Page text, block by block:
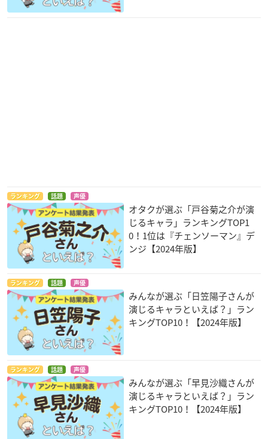
ランキング 話題 声優
オタクが選ぶ「戸谷菊之介が演
じるキャラ」ランキングTOP1
0！1位は『チェンソーマン』デ
ンジ【2024年版】
ランキング 話題 声優
みんなが選ぶ「日笠陽子さんが
演じるキャラといえば？」ラン
キングTOP10！【2024年版】
ランキング 話題 声優
みんなが選ぶ「早見沙織さんが
演じるキャラといえば？」ラン
キングTOP10！【2024年版】